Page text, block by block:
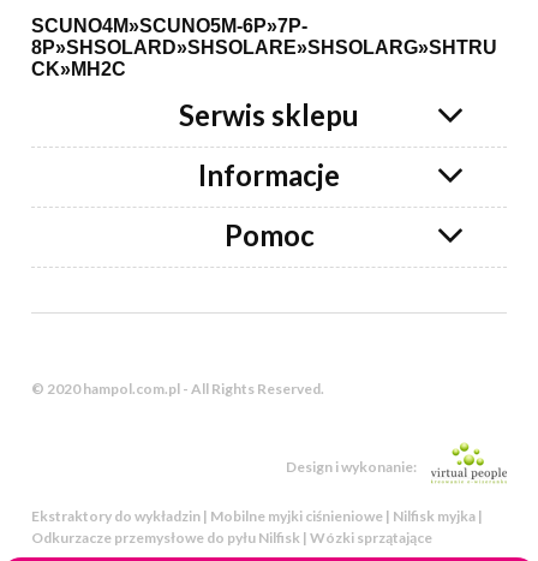
SCUNO4M»SCUNO5M-6P»7P-
8P»SHSOLARD»SHSOLARE»SHSOLARG»SHTRU
CK»MH2C
Serwis sklepu
Informacje
Pomoc
© 2020 hampol.com.pl - All Rights Reserved.
Design i wykonanie:
Ekstraktory do wykładzin | Mobilne myjki ciśnieniowe | Nilfisk myjka |
Odkurzacze przemysłowe do pyłu Nilfisk | Wózki sprzątające